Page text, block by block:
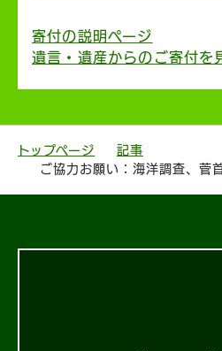
寄付の説明ページ
遺言・遺産からのご寄付を
トップページ
記事
ご協力お願い：海洋調査、菅